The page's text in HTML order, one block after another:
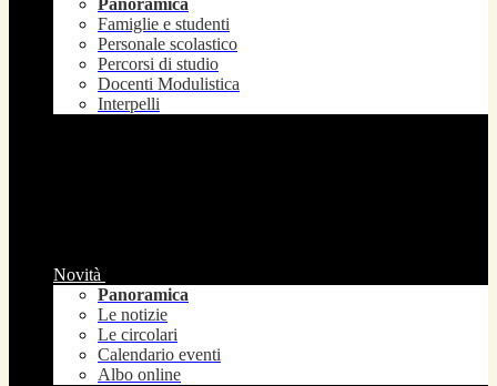
Panoramica
Famiglie e studenti
Personale scolastico
Percorsi di studio
Docenti Modulistica
Interpelli
Novità
Panoramica
Le notizie
Le circolari
Calendario eventi
Albo online